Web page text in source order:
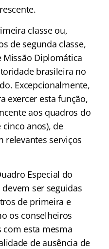
classe ou,
de segunda classe,
Missão Diplomática
brasileira no
Excepcionalmente,
exercer esta função,
aos quadros do
cinco anos), de
relevantes serviços
Especial do
ser seguidas
de primeira e
os conselheiros
com esta mesma
de ausência de